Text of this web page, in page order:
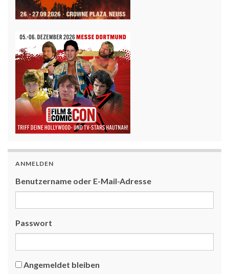
ANMELDEN
Benutzername oder E-Mail-Adresse
Passwort
Angemeldet bleiben